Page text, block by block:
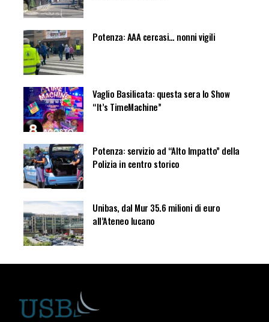
Potenza: AAA cercasi… nonni vigili
Vaglio Basilicata: questa sera lo Show
“It’s TimeMachine”
Potenza: servizio ad “Alto Impatto” della
Polizia in centro storico
Unibas, dal Mur 35.6 milioni di euro
all’Ateneo lucano